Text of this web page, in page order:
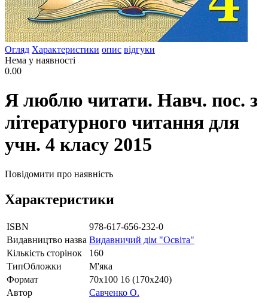
Огляд Характеристики опис відгуки
Нема у наявності
0.00
Я люблю читати. Навч. пос. з
літературного читання для
учн. 4 класу 2015
Повідомити про наявність
Характеристики
ISBN
978-617-656-232-0
Видавництво назва Видавничий дім "Освіта"
Кількість сторінок
160
ТипОбложки
М'яка
Формат
70х100 16 (170х240)
Автор
Савченко О.